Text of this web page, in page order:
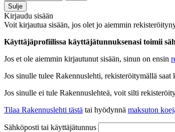
Sulje
Kirjaudu sisään
Voit kirjautua sisään, jos olet jo aiemmin
Käyttäjäprofiilissa käyttäjätunnuksenasi toimii
Jos et ole aiemmin kirjautunut sisään, sinun on ensin
Jos sinulle tulee Rakennuslehti, rekisteröitymällä
Jos sinulle ei tule Rakennuslehteä, voit silti
Tilaa Rakennuslehti tästä tai hyödynnä maksuton
Sähköposti tai käyttäjätunnus